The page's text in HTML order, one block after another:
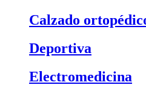
Calzado
Deportiva
Electromedicina